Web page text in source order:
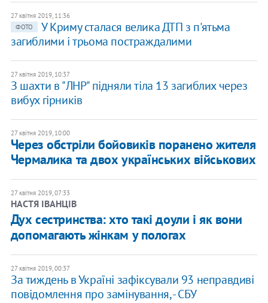
27 квітня 2019, 11:36
ФОТО
У Криму сталася велика ДТП з п'ятьма
загиблими і трьома постраждалими
27 квітня 2019, 10:37
З шахти в "ЛНР" підняли тіла 13 загиблих через
вибух гірників
27 квітня 2019, 10:00
Через обстріли бойовиків поранено жителя
Чермалика та двох українських військових
27 квітня 2019, 07:33
НАСТЯ ІВАНЦІВ
Дух сестринства: хто такі доули і як вони
допомагають жінкам у пологах
27 квітня 2019, 00:37
За тиждень в Україні зафіксували 93 неправдиві
повідомлення про замінування, - СБУ